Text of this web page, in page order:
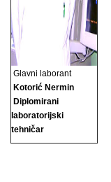
Glavni laborant
Kotorić Nermin
Diplomirani
laboratorijski
tehničar